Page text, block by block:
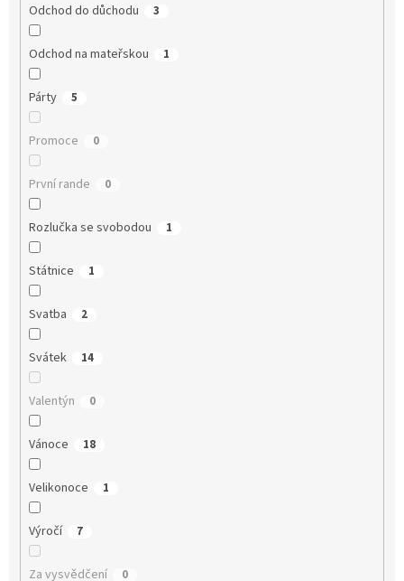
Odchod do důchodu 3
Odchod na mateřskou 1
Párty 5
Promoce 0
První rande 0
Rozlučka se svobodou 1
Státnice 1
Svatba 2
Svátek 14
Valentýn 0
Vánoce 18
Velikonoce 1
Výročí 7
Za vysvědčení 0